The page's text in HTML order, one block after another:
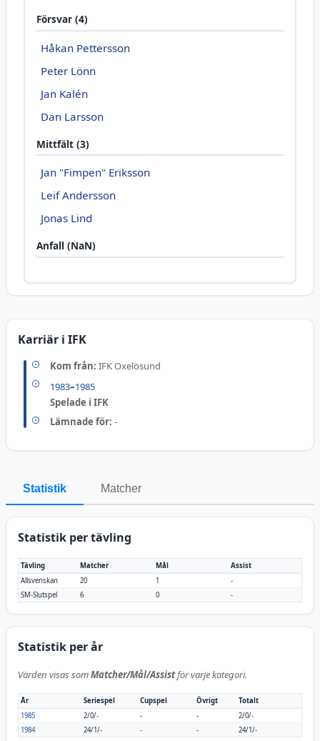
Försvar (4)
Håkan Pettersson
Peter Lönn
Jan Kalén
Dan Larsson
Mittfält (3)
Jan "Fimpen" Eriksson
Leif Andersson
Jonas Lind
Anfall (NaN)
Karriär i IFK
Kom från: IFK Oxelösund
1983–1985
Spelade i IFK
Lämnade för: -
Statistik Matcher
Statistik per tävling
Tävling Matcher Mål
Assist
Allsvenskan
20 1
-
SM-Slutspel
6 0 -
Statistik per år
Värden visas somMatcher/Mål/Assistför varje kategori.
År Seriespel Cupspel Övrigt
Totalt
1985
2/0/- - -
2/0/-
1984
24/1/- - - 24/1/-